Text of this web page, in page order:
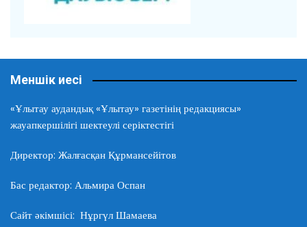
Меншік иесі
«Ұлытау аудандық «Ұлытау» газетінің редакциясы»
жауапкершілігі шектеулі серіктестігі
Директор: Жалғасқан Құрмансейітов
Бас редактор: Альмира Оспан
Сайт әкімшісі: Нұргүл Шамаева